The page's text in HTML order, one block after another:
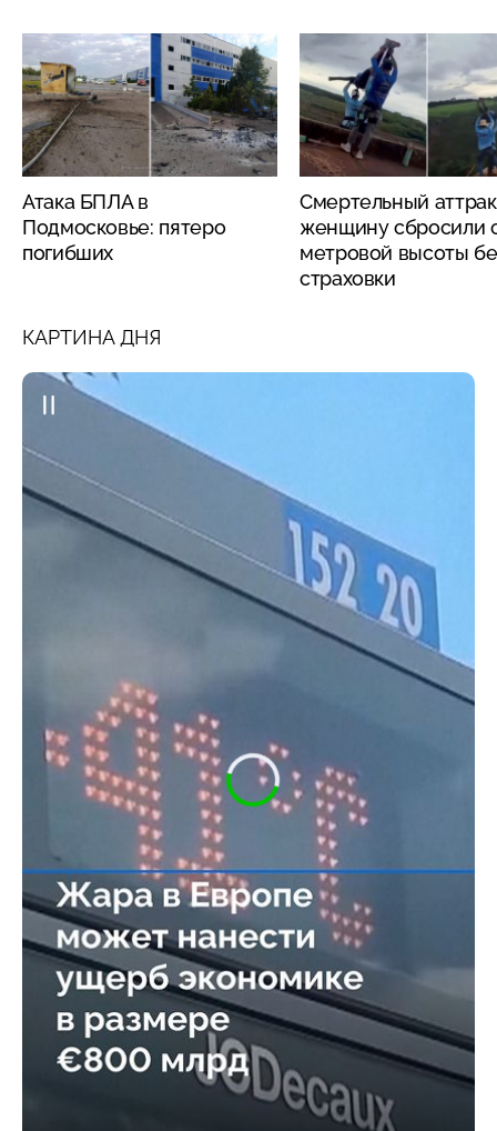
Атака БПЛА в
Подмосковье: пятеро
погибших
Смертельный
женщину сбросили
метровой высоты
страховки
КАРТИНА ДНЯ